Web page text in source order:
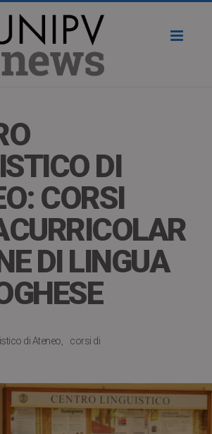
DI
CORSI
DI LINGUA
di Ateneo
corsi di